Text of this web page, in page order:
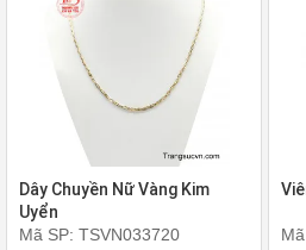
Dây Chuyền Nữ Vàng Kim
Uyển
Mã SP: TSVN033720